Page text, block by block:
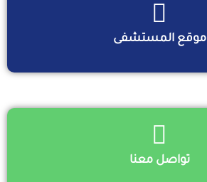
موقع المستشفى
تواصل معنا